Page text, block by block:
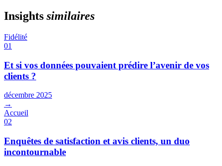
Insights similaires
Fidélité
01
Et si vos données pouvaient prédire l’avenir de vos
clients ?
décembre 2025
→
Accueil
02
Enquêtes de satisfaction et avis clients, un duo
incontournable